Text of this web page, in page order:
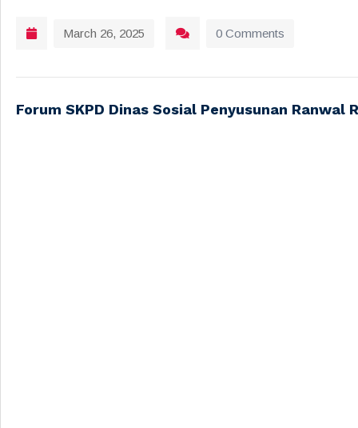
March 26, 2025 0 Comments
Forum SKPD Dinas Sosial Penyusunan Ranwal